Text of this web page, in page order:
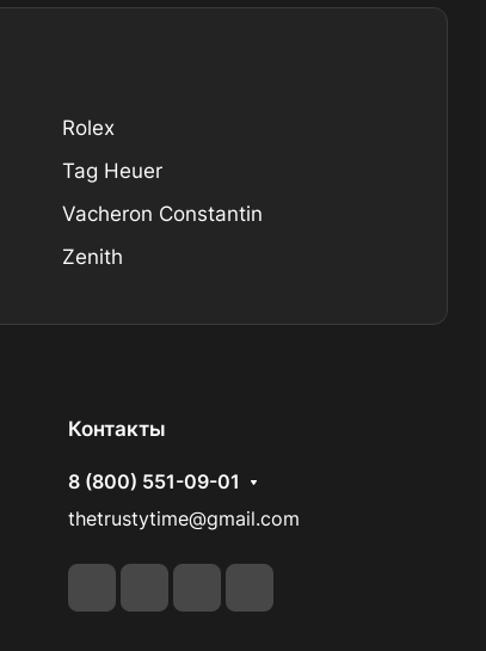
Rolex
Tag Heuer
Vacheron Constantin
Zenith
Контакты
8 (800) 551-09-01
thetrustytime@gmail.com